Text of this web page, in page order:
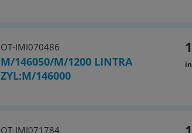
OT-IMI070486
M/146050/M/1200 LINTRA
ZYL:M/146000
OT-IMI071784